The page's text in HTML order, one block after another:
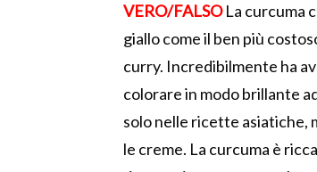
VERO/FALSOLa curcuma
giallo come il ben più
curry. Incredibilmente ha
colorare in modo brillante
solo nelle ricette asiatiche,
le creme. La curcuma è